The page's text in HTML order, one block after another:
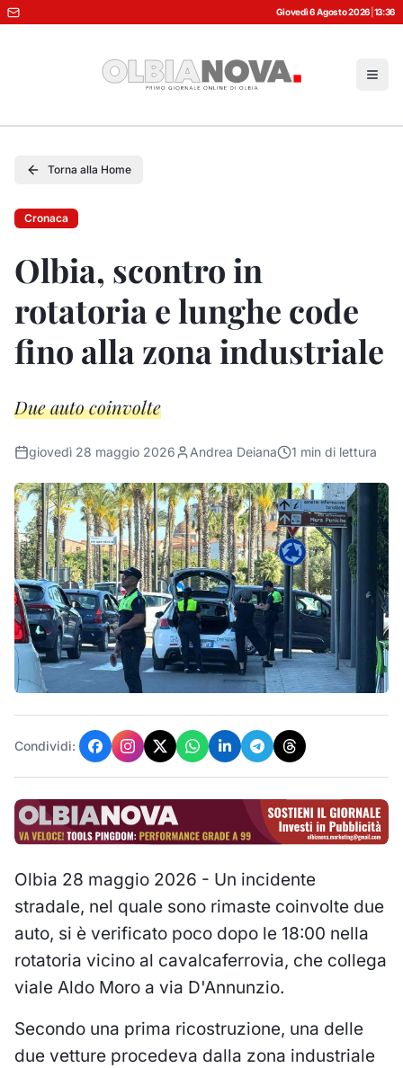
Giovedì 6 Agosto 2026 13:36
Torna alla Home
Cronaca
Olbia, scontro in
rotatoria e lunghe code
fino alla zona industriale
Due auto coinvolte
giovedì 28 maggio 2026 Andrea Deiana 1 min di lettura
Condividi:
Olbia 28 maggio 2026 - Un incidente
stradale, nel quale sono rimaste coinvolte due
auto, si è verificato poco dopo le 18:00 nella
rotatoria vicino al cavalcaferrovia, che collega
viale Aldo Moro a via D'Annunzio.
Secondo una prima ricostruzione, una delle
due vetture procedeva dalla zona industriale